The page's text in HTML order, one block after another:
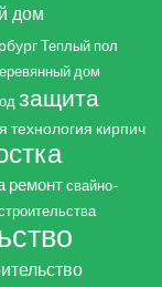
дом
Теплый пол
дом
защита
технология кирпич
ремонт свайно-